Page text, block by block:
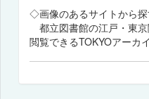
◇画像のあるサイトから探
都立図書館の江戸・東
閲覧できるTOKYOアーカ